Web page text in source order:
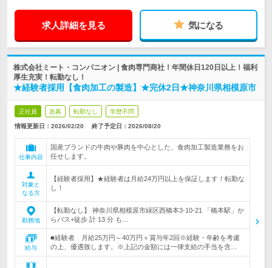
求人詳細を見る 気になる
株式会社ミート・コンパニオン | 食肉専門商社！年間休日120日以上！福利
厚生充実！転勤なし！
★経験者採用【食肉加工の製造】★完休2日★神奈川県相模原市
正社員 急募 転勤なし 学歴不問
情報更新日：2026/02/20 終了予定日： 2026/08/20
仕事内容
国産ブランドの牛肉や豚肉を中心とした、食肉加工製造業務をお
任せします。
対象と
なる方
【経験者採用】★経験者は月給24万円以上を保証します！転勤な
し！
勤務地
【転勤なし】 神奈川県相模原市緑区西橋本3-10-21 「橋本駅」か
らバス+徒歩 計 13 分 も…
給与
■経験者 月給25万円～40万円＋賞与年2回※経験・年齢を考慮
の上、優遇致します。※上記の金額には一律支給の手当を含…